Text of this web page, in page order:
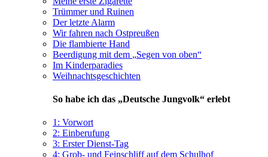
Trümmer und Ruinen
Der letzte Alarm
Wir fahren nach Ostpreußen
Die flambierte Hand
Beerdigung mit dem
Segen von oben
Im Kinderparadies
Weihnachtsgeschichten
So habe ich das Deutsche Jungvolk erlebt
1: Vorwort
2: Einberufung
3: Erster Dienst-Tag
4: Grob- und Feinschliff auf dem Schulhof